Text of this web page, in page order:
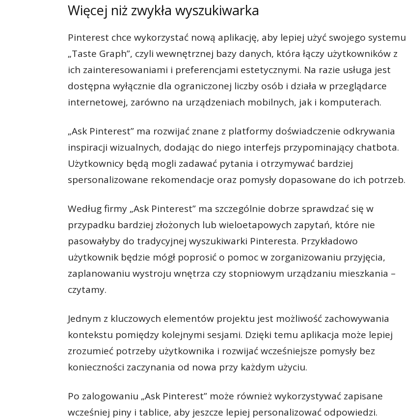
Więcej niż zwykła wyszukiwarka
Pinterest chce wykorzystać nową aplikację, aby lepiej użyć swojego systemu
„Taste Graph”, czyli wewnętrznej bazy danych, która łączy użytkowników z
ich zainteresowaniami i preferencjami estetycznymi. Na razie usługa jest
dostępna wyłącznie dla ograniczonej liczby osób i działa w przeglądarce
internetowej, zarówno na urządzeniach mobilnych, jak i komputerach.
„Ask Pinterest” ma rozwijać znane z platformy doświadczenie odkrywania
inspiracji wizualnych, dodając do niego interfejs przypominający chatbota.
Użytkownicy będą mogli zadawać pytania i otrzymywać bardziej
spersonalizowane rekomendacje oraz pomysły dopasowane do ich potrzeb.
Według firmy „Ask Pinterest” ma szczególnie dobrze sprawdzać się w
przypadku bardziej złożonych lub wieloetapowych zapytań, które nie
pasowałyby do tradycyjnej wyszukiwarki Pinteresta. Przykładowo
użytkownik będzie mógł poprosić o pomoc w zorganizowaniu przyjęcia,
zaplanowaniu wystroju wnętrza czy stopniowym urządzaniu mieszkania –
czytamy.
Jednym z kluczowych elementów projektu jest możliwość zachowywania
kontekstu pomiędzy kolejnymi sesjami. Dzięki temu aplikacja może lepiej
zrozumieć potrzeby użytkownika i rozwijać wcześniejsze pomysły bez
konieczności zaczynania od nowa przy każdym użyciu.
Po zalogowaniu „Ask Pinterest” może również wykorzystywać zapisane
wcześniej piny i tablice, aby jeszcze lepiej personalizować odpowiedzi.